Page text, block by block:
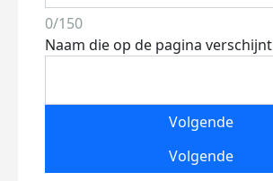
0/150
Naam die op de pagina verschijnt
Volgende
Volgende